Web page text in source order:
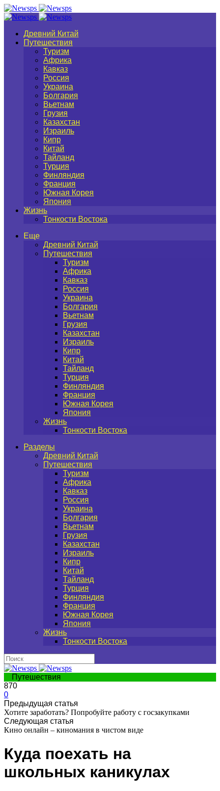
Древний Китай
Путешествия
Туризм
Африка
Кавказ
Россия
Украина
Болгария
Вьетнам
Грузия
Казахстан
Израиль
Кипр
Китай
Тайланд
Турция
Финляндия
Франция
Южная Корея
Япония
Жизнь
Тонкости Востока
Еще
Древний Китай
Путешествия
Туризм
Африка
Кавказ
Россия
Украина
Болгария
Вьетнам
Грузия
Казахстан
Израиль
Кипр
Китай
Тайланд
Турция
Финляндия
Франция
Южная Корея
Япония
Жизнь
Тонкости Востока
Разделы
Древний Китай
Путешествия
Туризм
Африка
Кавказ
Россия
Украина
Болгария
Вьетнам
Грузия
Казахстан
Израиль
Кипр
Китай
Тайланд
Турция
Финляндия
Франция
Южная Корея
Япония
Жизнь
Тонкости Востока
Путешествия
870
0
Предыдущая статья
Хотите заработать? Попробуйте работу с госзакупками
Следующая статья
Кино онлайн – киномания в чистом виде
Куда поехать на
школьных каникулах